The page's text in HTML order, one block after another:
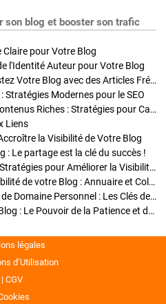
son blog et booster son trafic
Claire pour Votre Blog
l'Identité Auteur pour Votre Blog
Stratégies de Publication : Boostez Votre Blog avec des Articles Fréquents et Exclusifs
Stratégies Modernes pour le SEO
Enrichir Vos Articles avec des Contenus Riches : Stratégies pour Captiver et Optimiser
Liens
la Visibilité de Votre Blog
: Le partage est la clé du succès !
Optimisation SEO des Articles : Stratégies pour Améliorer la Visibilité de Votre Blog
Stratégies pour améliorer la visibilité de votre Blog : Annuaire et Collaborations
Pourquoi Investir dans un Nom de Domaine Personnel : Les Clés de la Réussite de Votre Blog
Comment Faire Émerger Votre Blog : Le Pouvoir de la Patience et de la Persévérance
légales
d’Utilisation
CGV